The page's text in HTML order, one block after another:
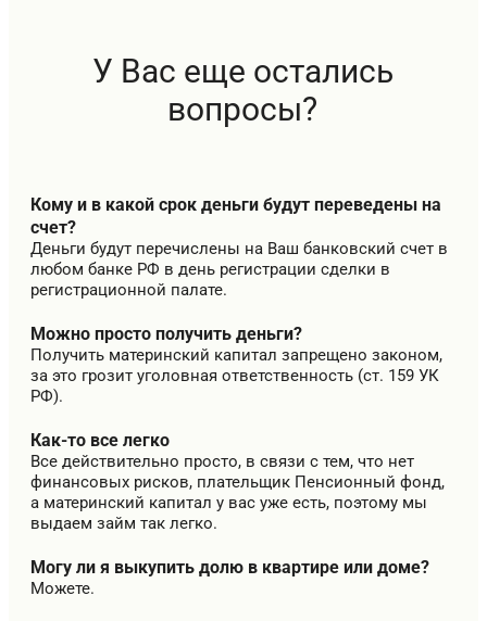
У Вас еще остались
вопросы?
Кому и в какой срок деньги будут переведены на
счет?
Деньги будут перечислены на Ваш банковский счет в
любом банке РФ в день регистрации сделки в
регистрационной палате.
Можно просто получить деньги?
Получить материнский капитал запрещено законом,
за это грозит уголовная ответственность (ст. 159 УК
РФ).
Как-то все легко
Все действительно просто, в связи с тем, что нет
финансовых рисков, плательщик Пенсионный фонд,
а материнский капитал у вас уже есть, поэтому мы
выдаем займ так легко.
Могу ли я выкупить долю в квартире или доме?
Можете.